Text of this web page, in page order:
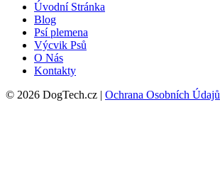
Úvodní Stránka
Blog
Psí plemena
Výcvik Psů
O Nás
Kontakty
© 2026 DogTech.cz | Ochrana Osobních Údajů